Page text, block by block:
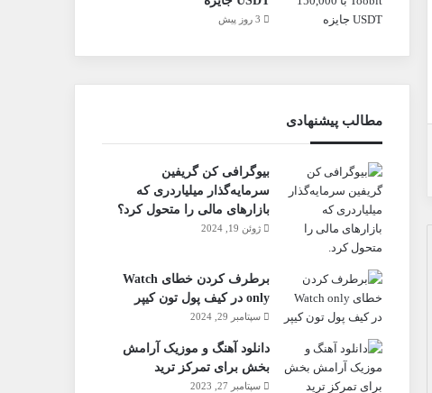
3 روز پیش
مطالب پیشنهادی
بیوگرافی کن گریفین
سرمایه‌گذار میلیاردری که
بازارهای مالی را متحول کرد؟
ژوئن 19, 2024
برطرف کردن خطای Watch
only در کیف پول تون کیپر
سپتامبر 29, 2024
دانلود آهنگ و موزیک آرامش
بخش برای تمرکز ترید
سپتامبر 27, 2023